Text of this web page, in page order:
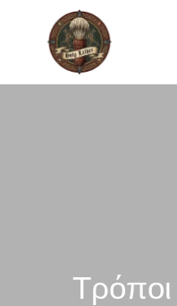
Μετάβαση
περιεχόμενο